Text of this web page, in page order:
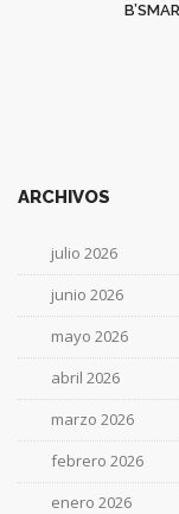
ARCHIVOS
julio 2026
junio 2026
mayo 2026
abril 2026
marzo 2026
febrero 2026
enero 2026